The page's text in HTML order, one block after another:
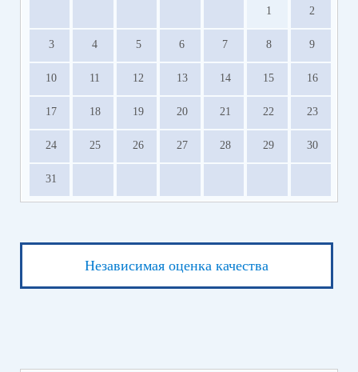
1 2
3 4 5 6 7 8 9
10 11 12 13 14 15 16
17 18 19 20 21 22 23
24 25 26 27 28 29 30
31
Независимая оценка качества